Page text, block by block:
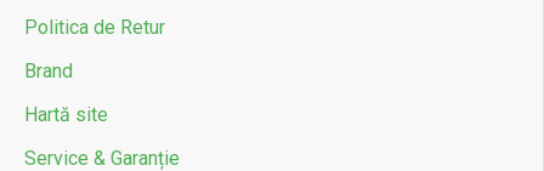
Politica de Retur
Brand
Hartă site
Service & Garanție